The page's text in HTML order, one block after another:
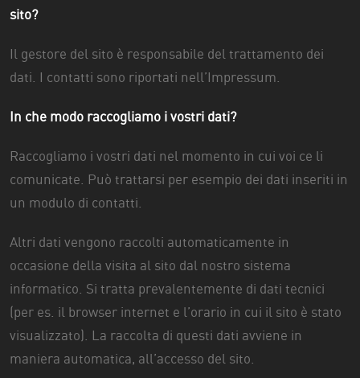
sito?
Il gestore del sito è responsabile del trattamento dei
dati. I contatti sono riportati nell’Impressum.
In che modo raccogliamo i vostri dati?
Raccogliamo i vostri dati nel momento in cui voi ce li
comunicate. Può trattarsi per esempio dei dati inseriti in
un modulo di contatti.
Altri dati vengono raccolti automaticamente in
occasione della visita al sito dal nostro sistema
informatico. Si tratta prevalentemente di dati tecnici
(per es. il browser internet e l’orario in cui il sito è stato
visualizzato). La raccolta di questi dati avviene in
maniera automatica, all’accesso del sito.